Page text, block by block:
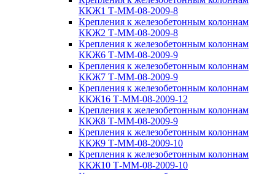
ККЖ1 Т-ММ-08-2009-8
Крепления к железобетонным колоннам
ККЖ2 Т-ММ-08-2009-8
Крепления к железобетонным колоннам
ККЖ6 Т-ММ-08-2009-9
Крепления к железобетонным колоннам
ККЖ7 Т-ММ-08-2009-9
Крепления к железобетонным колоннам
ККЖ16 Т-ММ-08-2009-12
Крепления к железобетонным колоннам
ККЖ8 Т-ММ-08-2009-9
Крепления к железобетонным колоннам
ККЖ9 Т-ММ-08-2009-10
Крепления к железобетонным колоннам
ККЖ10 Т-ММ-08-2009-10